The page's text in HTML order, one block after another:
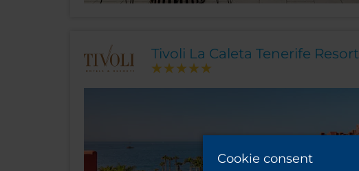
Tivoli La Caleta Tenerife Resort
Cookie consent